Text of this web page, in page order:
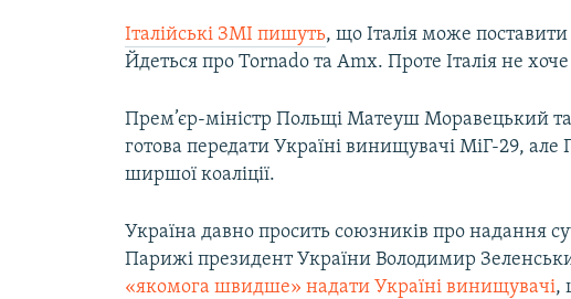
Італійські ЗМІ пишуть, що Італія може поставити
Йдеться про Tornado та Amx. Проте Італія не
Прем’єр-міністр Польщі Матеуш Моравецький
готова передати Україні винищувачі МіГ-29,
ширшої коаліції.
Україна давно просить союзників про надання
Парижі президент України Володимир
«якомога швидше» надати Україні винищувачі,